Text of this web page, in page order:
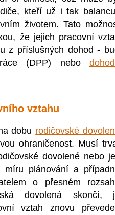
kteří už i tak
životem. Tato
že jejich pracovní
z příslušných dohod -
(DPP) nebo
vztahu
dobu rodičovské
ohraničenost. Musí
dovolené nebo
míru plánování a
o přesném
dovolená skončí,
vztah znovu